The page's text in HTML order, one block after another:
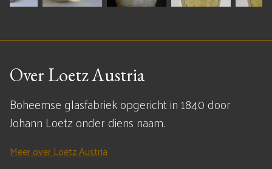
Over Loetz Austria
Boheemse glasfabriek opgericht in 1840 door
Johann Loetz onder diens naam.
Meer over Loetz Austria